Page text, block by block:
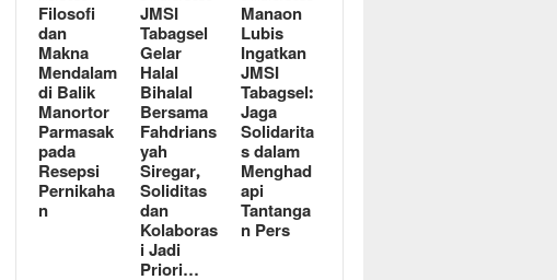
Filosofi
dan
Makna
Mendalam
di Balik
Manortor
Parmasak
pada
Resepsi
Pernikaha
n
JMSI
Tabagsel
Gelar
Halal
Bihalal
Bersama
Fahdrians
yah
Siregar,
Soliditas
dan
Kolaboras
i Jadi
Priori…
Manaon
Lubis
Ingatkan
JMSI
Tabagsel:
Jaga
Solidarita
s dalam
Menghad
api
Tantanga
n Pers